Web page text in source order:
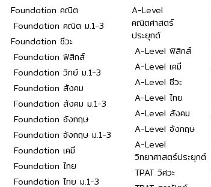
Foundation คณิต
Foundation คณิต ม.1-3
Foundation ชีวะ
Foundation ฟิสิกส์
Foundation วิทย์ ม.1-3
Foundation สังคม
Foundation สังคม ม.1-3
Foundation อังกฤษ
Foundation อังกฤษ ม.1-3
Foundation เคมี
Foundation ไทย
Foundation ไทย ม.1-3
A-Level
คณิตศาสตร์
ประยุกต์
A-Level ฟิสิกส์
A-Level เคมี
A-Level ชีวะ
A-Level ไทย
A-Level สังคม
A-Level อังกฤษ
A-Level
วิทยาศาสตร์ประยุกต์
TPAT วิศวะ